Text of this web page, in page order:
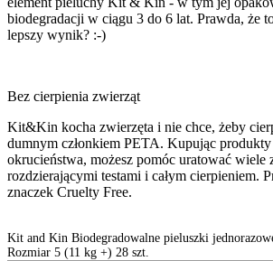
biodegradacji w ciągu 3 do 6 lat. Prawda, że
lepszy wynik? :-)
Bez cierpienia zwierząt
Kit&Kin kocha zwierzęta i nie chce, żeby
dumnym członkiem PETA. Kupując
okrucieństwa, możesz pomóc uratować wiele
rozdzierającymi testami i całym cierpieniem.
znaczek Cruelty Free.
Kit and Kin Biodegradowalne pieluszki
Rozmiar 5 (11 kg +) 28 szt.